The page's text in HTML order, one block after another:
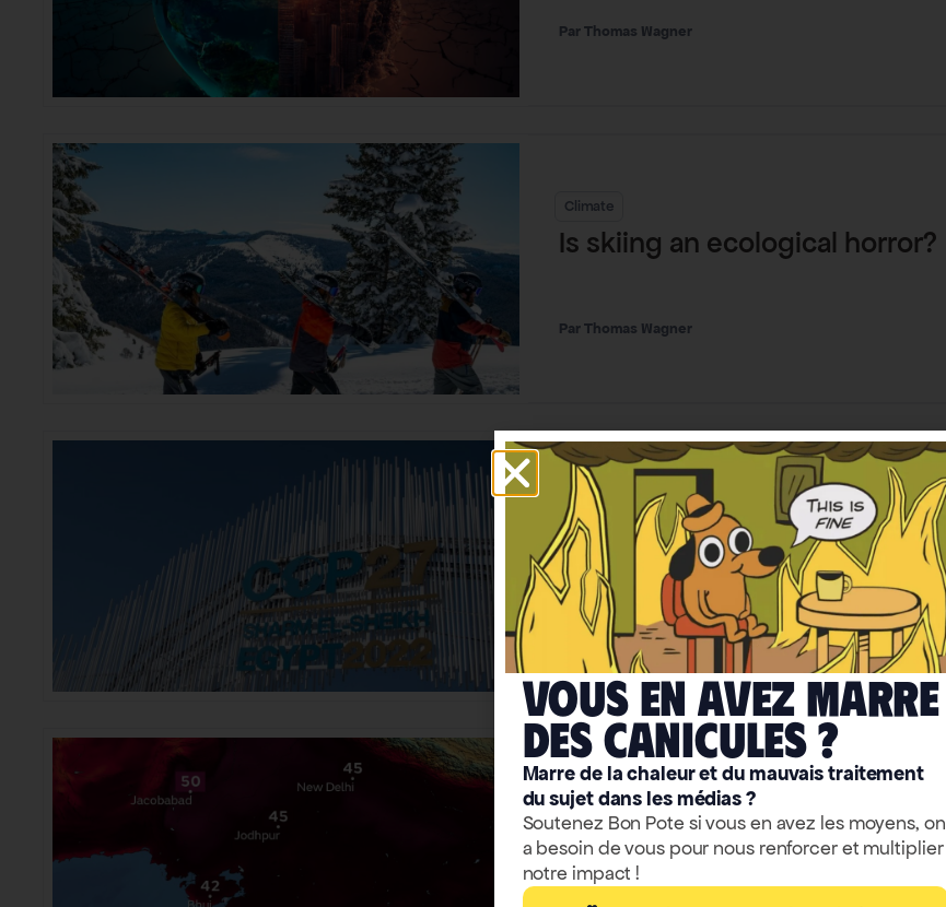
Thomas Wagner
Climate
Is skiing an ecological horror?
Thomas Wagner
Climat-biodiversité Climate
COP27: a COP for (almost)
nothing
Thomas Wagner
Climate
Deadly heatwaves in India and
Pakistan: It’s only the beginning
Vous en avez marre
deS caniculeS ?
Marre de la chaleur et du mauvais traitement
du sujet dans les médias ?
Soutenez Bon Pote si vous en avez les moyens, on
a besoin de vous pour nous renforcer et multiplier
notre impact !